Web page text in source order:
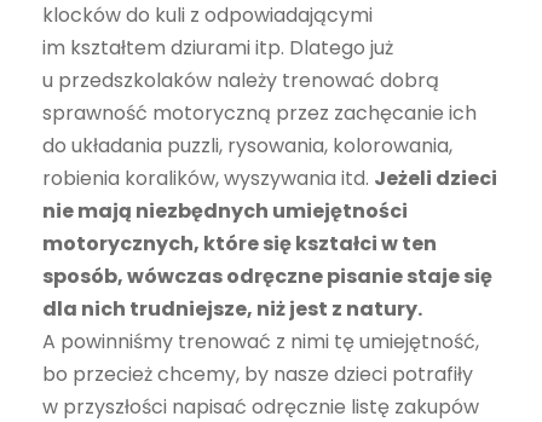
klocków do kuli z odpowiadającymi
im kształtem dziurami itp. Dlatego już
u przedszkolaków należy trenować dobrą
sprawność motoryczną przez zachęcanie ich
do układania puzzli, rysowania, kolorowania,
robienia koralików, wyszywania itd. Jeżeli dzieci
nie mają niezbędnych umiejętności
motorycznych, które się kształci w ten
sposób, wówczas odręczne pisanie staje się
dla nich trudniejsze, niż jest z natury.
A powinniśmy trenować z nimi tę umiejętność,
bo przecież chcemy, by nasze dzieci potrafiły
w przyszłości napisać odręcznie listę zakupów